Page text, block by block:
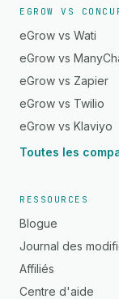
EGROW VS
eGrow vs Wati
eGrow vs
eGrow vs Zapier
eGrow vs Twilio
eGrow vs Klaviyo
Toutes les
RESSOURCES
Blogue
Journal des
Affiliés
Centre d'aide